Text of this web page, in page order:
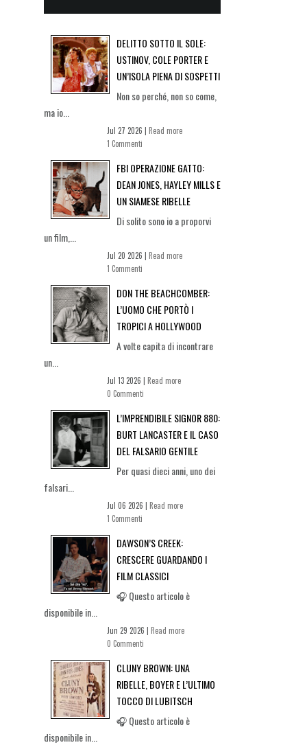
DELITTO SOTTO IL SOLE:
USTINOV, COLE PORTER E
UN’ISOLA PIENA DI SOSPETTI
Non so perché, non so come,
ma io...
Jul 27 2026 | Read more
1 Commenti
FBI OPERAZIONE GATTO:
DEAN JONES, HAYLEY MILLS E
UN SIAMESE RIBELLE
Di solito sono io a proporvi
un film,...
Jul 20 2026 | Read more
1 Commenti
DON THE BEACHCOMBER:
L’UOMO CHE PORTÒ I
TROPICI A HOLLYWOOD
A volte capita di incontrare
un...
Jul 13 2026 | Read more
0 Commenti
L’IMPRENDIBILE SIGNOR 880:
BURT LANCASTER E IL CASO
DEL FALSARIO GENTILE
Per quasi dieci anni, uno dei
falsari...
Jul 06 2026 | Read more
1 Commenti
DAWSON’S CREEK:
CRESCERE GUARDANDO I
FILM CLASSICI
🎧 Questo articolo è
disponibile in...
Jun 29 2026 | Read more
0 Commenti
CLUNY BROWN: UNA
RIBELLE, BOYER E L’ULTIMO
TOCCO DI LUBITSCH
🎧 Questo articolo è
disponibile in...